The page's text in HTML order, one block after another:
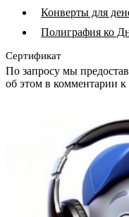
Конверты для
Полиграфия ко
Сертификат
По запросу мы
об этом в комментарии к